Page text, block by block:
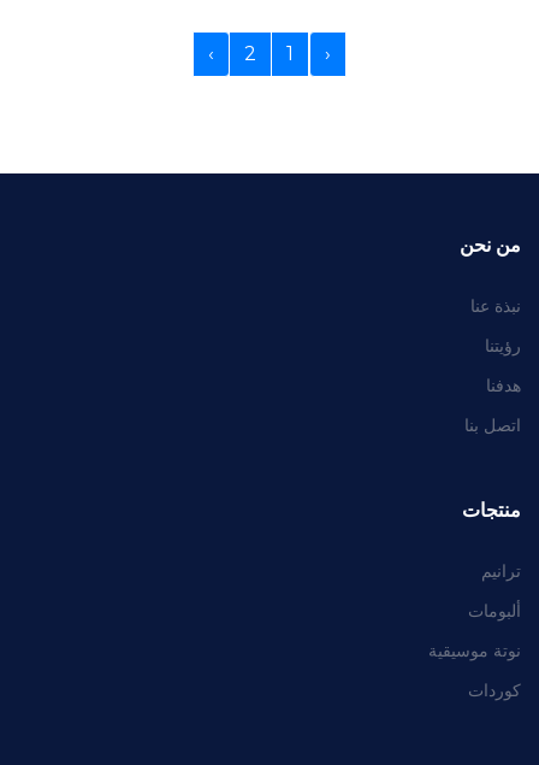
‹
1
2
›
من نحن
نبذة عنا
رؤيتنا
هدفنا
اتصل بنا
منتجات
ترانيم
ألبومات
نوتة موسيقية
كوردات